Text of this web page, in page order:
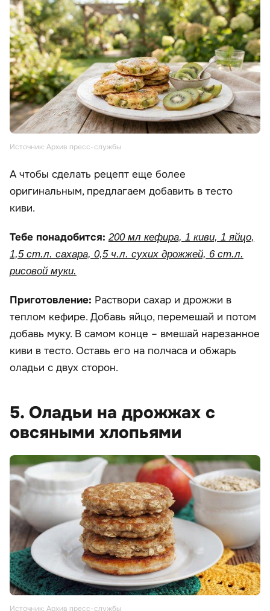
Источник: Архив пресс-службы
А чтобы сделать рецепт еще более
оригинальным, предлагаем добавить в тесто
киви.
Тебе понадобится: 200 мл кефира, 1 киви, 1 яйцо,
1,5 ст.л. сахара, 0,5 ч.л. сухих дрожжей, 6 ст.л.
рисовой муки.
Приготовление: Раствори сахар и дрожжи в
теплом кефире. Добавь яйцо, перемешай и потом
добавь муку. В самом конце – вмешай нарезанное
киви в тесто. Оставь его на полчаса и обжарь
оладьи с двух сторон.
5. Оладьи на дрожжах с
овсяными хлопьями
Источник: Архив пресс-службы